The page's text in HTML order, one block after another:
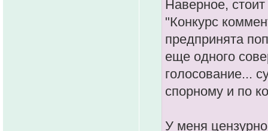
Наверное, стоит
"Конкурс
предпринята
еще одного
голосование...
спорному и по
У меня